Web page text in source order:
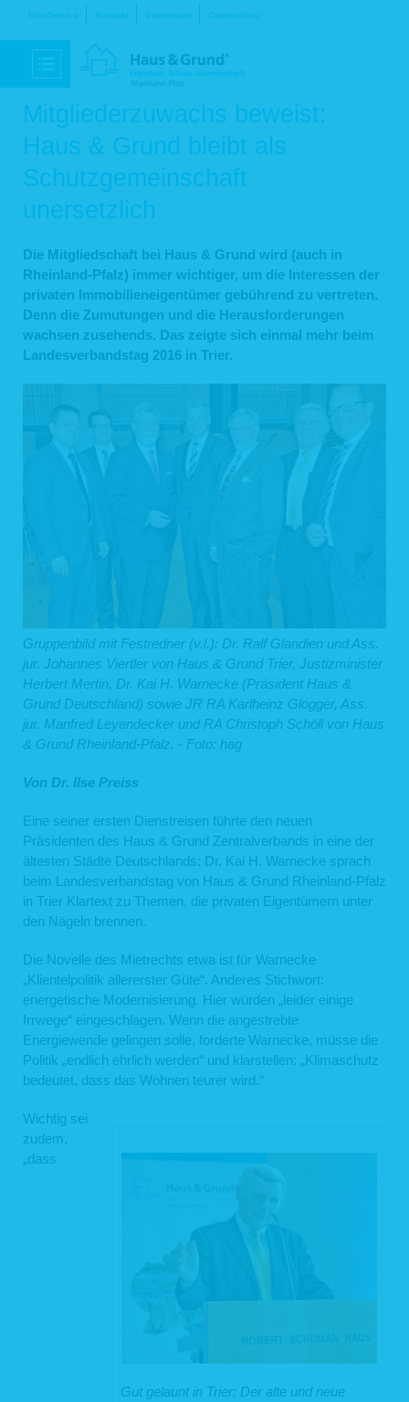
Navigation
Info-Service Kontakt Impressum Datenschutz
Mitgliederzuwachs beweist:
Haus & Grund bleibt als
Schutzgemeinschaft
unersetzlich
Die Mitgliedschaft bei Haus & Grund wird (auch in
Rheinland-Pfalz) immer wichtiger, um die Interessen der
privaten Immobilieneigentümer gebührend zu vertreten.
Denn die Zumutungen und die Herausforderungen
wachsen zusehends. Das zeigte sich einmal mehr beim
Landesverbandstag 2016 in Trier.
Gruppenbild mit Festredner (v.l.): Dr. Ralf Glandien und Ass.
jur. Johannes Viertler von Haus & Grund Trier, Justizminister
Herbert Mertin, Dr. Kai H. Warnecke (Präsident Haus &
Grund Deutschland) sowie JR RA Karlheinz Glogger, Ass.
jur. Manfred Leyendecker und RA Christoph Schöll von Haus
& Grund Rheinland-Pfalz. - Foto: hag
Von Dr. Ilse Preiss
Eine seiner ersten Dienstreisen führte den neuen
Präsidenten des Haus & Grund Zentralverbands in eine der
ältesten Städte Deutschlands: Dr. Kai H. Warnecke sprach
beim Landesverbandstag von Haus & Grund Rheinland-Pfalz
in Trier Klartext zu Themen, die privaten Eigentümern unter
den Nägeln brennen.
Die Novelle des Mietrechts etwa ist für Warnecke
„Klientelpolitik allererster Güte“. Anderes Stichwort:
energetische Modernisierung. Hier würden „leider einige
Irrwege“ eingeschlagen. Wenn die angestrebte
Energiewende gelingen solle, forderte Warnecke, müsse die
Politik „endlich ehrlich werden“ und klarstellen: „Klimaschutz
bedeutet, dass das Wohnen teurer wird.“
Gut gelaunt in Trier: Der alte und neue
Wichtig sei
zudem,
„dass